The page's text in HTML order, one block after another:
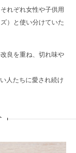
れぞれ女性や子供用
）と使い分けていた
良を重ね、切れ味や
人たちに愛され続け